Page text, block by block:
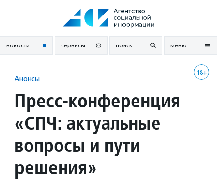
новости сервисы поиск меню
18+
Анонсы
Пресс-конференция
«СПЧ: актуальные
вопросы и пути
решения»